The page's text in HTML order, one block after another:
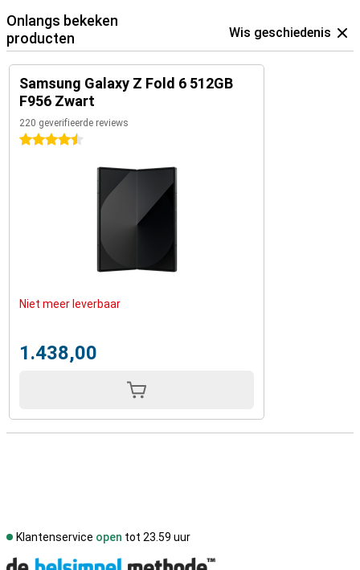
Onlangs bekeken
producten
Wis geschiedenis
Samsung Galaxy Z Fold 6 512GB
F956 Zwart
220 geverifieerde reviews
4.5 sterren
Niet meer leverbaar
1.438,00
Klantenservice open tot 23.59 uur